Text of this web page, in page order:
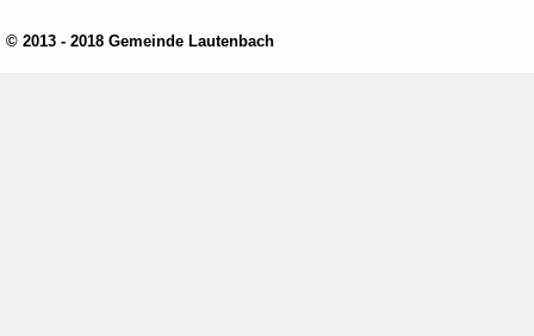
© 2013 - 2018 Gemeinde Lautenbach